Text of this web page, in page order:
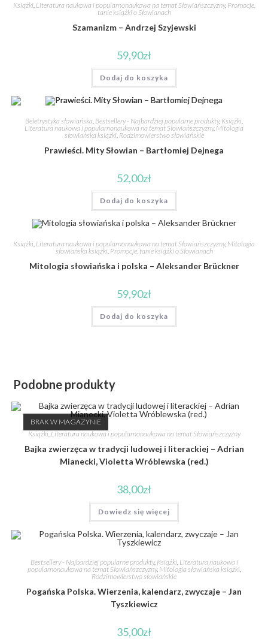
Książki, Literatura naukowa i popularnonaukowa na temat Słowiańszczyzny, Promocje,
tanie książki o Słowianach
Szamanizm – Andrzej Szyjewski
59,90zł
Dodaj do koszyka
Beletrystyka słowiańska, Bestsellery - Najbardziej popularne produkty, Książki,
Literatura naukowa i popularnonaukowa na temat Słowiańszczyzny, Mitologia
słowiańska książki, Rodzimowierstwo słowiańskie
Prawieści. Mity Słowian – Bartłomiej Dejnega
52,00zł
Dodaj do koszyka
Książki Literatura naukowa i popularnonaukowa na temat Słowiańszczyzny, Mitologia
słowiańska książki, Promocje, tanie książki o Słowianach
Mitologia słowiańska i polska – Aleksander Brückner
59,90zł
Dodaj do koszyka
Podobne produkty
BRAK W MAGAZYNIE
Książki, Literatura naukowa i popularnonaukowa na temat Słowiańszczyzny
Bajka zwierzęca w tradycji ludowej i literackiej – Adrian
Mianecki, Violetta Wróblewska (red.)
38,00zł
Dowiedz się więcej
Bestsellery - Najbardziej popularne produkty, Książki, Literatura naukowa i
popularnonaukowa na temat Słowiańszczyzny, Mitologia słowiańska książki,
Rodzimowierstwo słowiańskie
Pogańska Polska. Wierzenia, kalendarz, zwyczaje – Jan
Tyszkiewicz
35,00zł